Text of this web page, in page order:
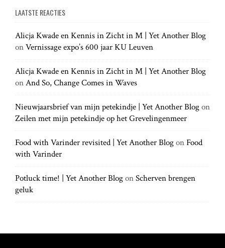
r
h
f
r
:
h
LAATSTE REACTIES
Alicja Kwade en Kennis in Zicht in M | Yet Another Blog
onVernissage expo’s 600 jaar KU Leuven
Alicja Kwade en Kennis in Zicht in M | Yet Another Blog
onAnd So, Change Comes in Waves
Nieuwjaarsbrief van mijn petekindje | Yet Another Blogon
Zeilen met mijn petekindje op het Grevelingenmeer
Food with Varinder revisited | Yet Another BlogonFood
with Varinder
Potluck time! | Yet Another BlogonScherven brengen
geluk